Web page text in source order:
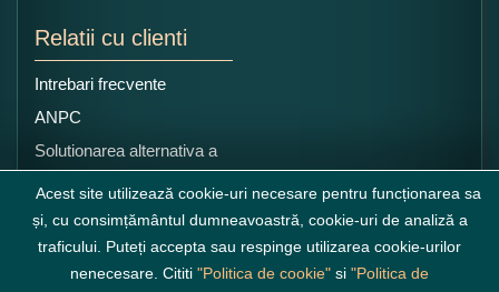
Relatii cu clienti
Intrebari frecvente
ANPC
Solutionarea alternativa a
litigiilor
Acest site utilizează cookie-uri necesare pentru funcționarea sa
și, cu consimțământul dumneavoastră, cookie-uri de analiză a
traficului. Puteți accepta sau respinge utilizarea cookie-urilor
nenecesare. Cititi "Politica de cookie" si "Politica de